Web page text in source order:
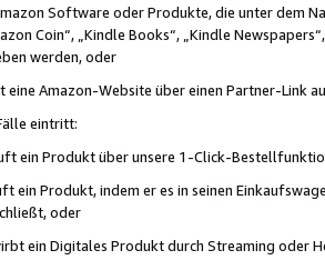
Software oder Produkte, die unter dem
Coin“, „Kindle Books“, „Kindle
werden, oder
Amazon-Website über einen Partner-Link
eintritt:
ein Produkt über unsere 1-Click-
ein Produkt, indem er es in seinen
oder
ein Digitales Produkt durch Streaming oder